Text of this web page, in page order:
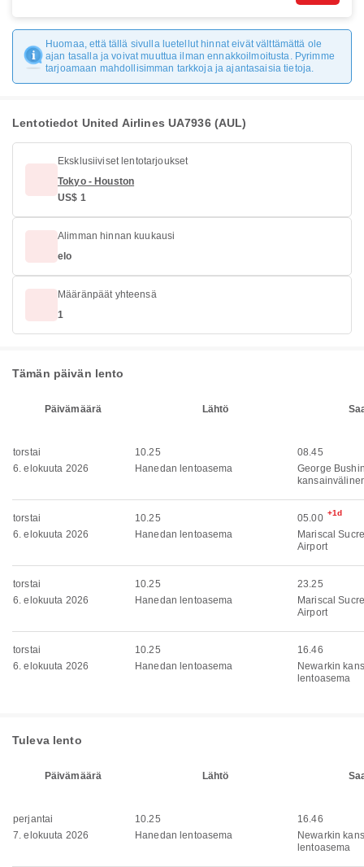
Huomaa, että tällä sivulla luetellut hinnat eivät välttämättä ole
ajan tasalla ja voivat muuttua ilman ennakkoilmoitusta. Pyrimme
tarjoamaan mahdollisimman tarkkoja ja ajantasaisia tietoja.
Lentotiedot United Airlines UA7936 (AUL)
Eksklusiiviset lentotarjoukset
Tokyo - Houston
US$ 1
Alimman hinnan kuukausi
elo
Määränpäät yhteensä
1
Tämän päivän lento
Päivämäärä Lähtö
torstai
6. elokuuta 2026
10.25
Hanedan lentoasema
08.45
George
torstai
6. elokuuta 2026
10.25
Hanedan lentoasema
05.00 +1d
Mariscal
Airport
torstai
6. elokuuta 2026
10.25
Hanedan lentoasema
23.25
Mariscal
Airport
torstai
6. elokuuta 2026
10.25
Hanedan lentoasema
16.46
Newarkin
lentoasema
Tuleva lento
Päivämäärä Lähtö
perjantai
7. elokuuta 2026
10.25
Hanedan lentoasema
16.46
Newarkin
lentoasema